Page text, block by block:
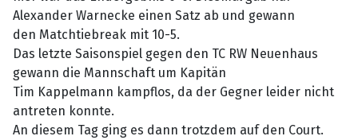
Alexander Warnecke einen Satz ab und gewann
den Matchtiebreak mit 10-5.
Das letzte Saisonspiel gegen den TC RW Neuenhaus
gewann die Mannschaft um Kapitän
Tim Kappelmann kampflos, da der Gegner leider nicht
antreten konnte.
An diesem Tag ging es dann trotzdem auf den Court.